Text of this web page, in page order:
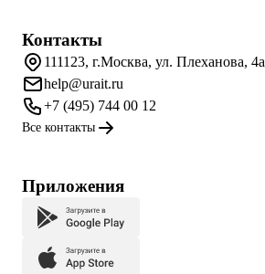
Контакты
111123, г.Москва, ул. Плеханова, 4а
help@urait.ru
+7 (495) 744 00 12
Все контакты
Приложения